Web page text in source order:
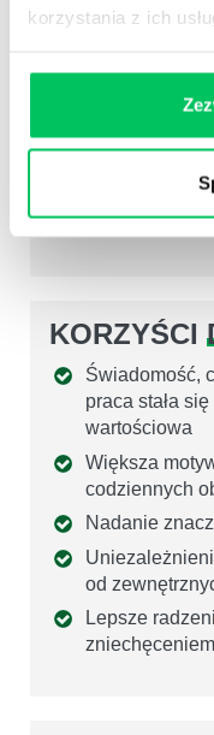
korzystania z ich
Techniki
Wiedza, co
zadań;
Świadomość,
wypalonych i
KORZYŚCI
Świadomość,
praca stała
wartościowa
Większa
codziennych
Nadanie
od
Lepsze